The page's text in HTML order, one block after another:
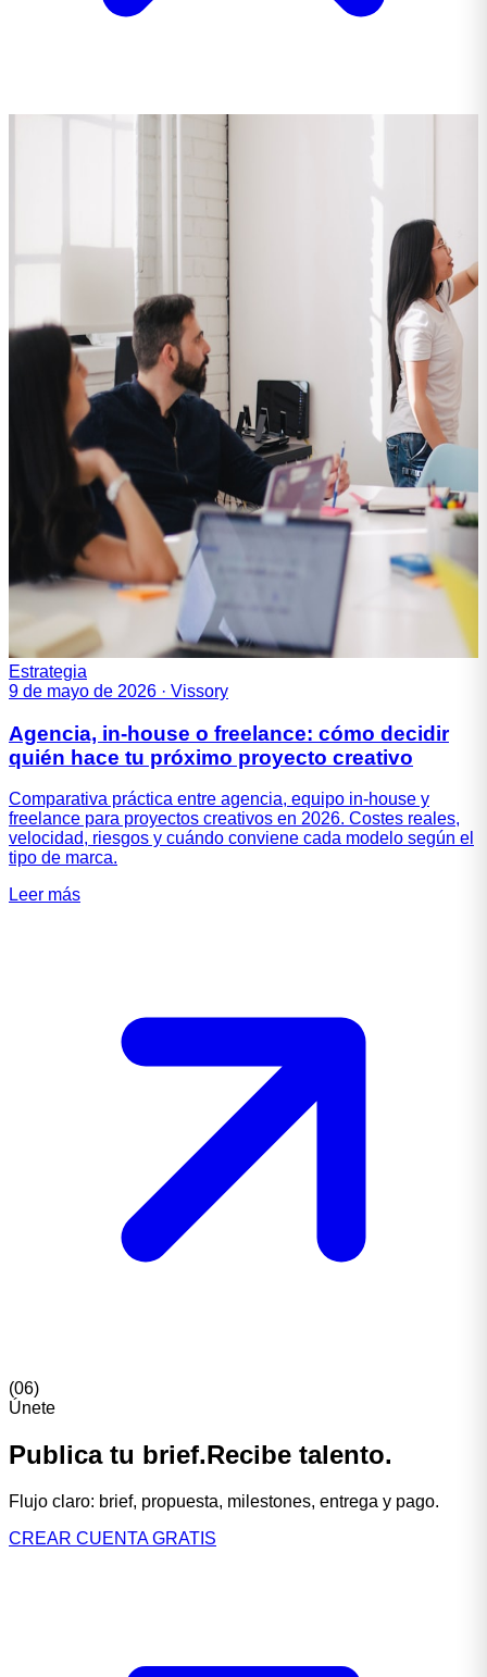
Estrategia
9 de mayo de 2026 · Vissory
Agencia, in-house o freelance: cómo decidir
quién hace tu próximo proyecto creativo
Comparativa práctica entre agencia, equipo in-house y
freelance para proyectos creativos en 2026. Costes reales,
velocidad, riesgos y cuándo conviene cada modelo según el
tipo de marca.
Leer más
(06)
Únete
Publica tu brief.Recibe talento.
Flujo claro: brief, propuesta, milestones, entrega y pago.
CREAR CUENTA GRATIS